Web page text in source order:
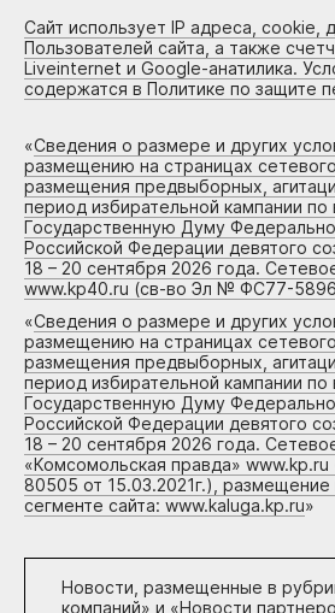
Сайт использует IP адреса, cookie,
Пользователей сайта, а также
Liveinternet и Google-анатилика.
содержатся в Политике по защите
«Сведения о размере и других
размещению на страницах
размещения предвыборных,
период избирательной кампании
Государственную Думу
Российской Федерации девятого
18 – 20 сентября 2026 года.
www.kp40.ru (св-во Эл № ФС77-
«Сведения о размере и других
размещению на страницах
размещения предвыборных,
период избирательной кампании
Государственную Думу
Российской Федерации девятого
18 – 20 сентября 2026 года.
«Комсомольская правда»
80505 от 15.03.2021г.), размещение
сегменте сайта: www.kaluga.kp.ru»
Новости, размещенные в
компаний» и «Новости